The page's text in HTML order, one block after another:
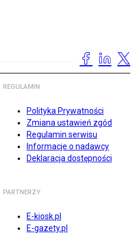
REGULAMIN
Polityka Prywatności
Zmiana ustawień zgód
Regulamin serwisu
Informacje o nadawcy
Deklaracja dostępności
PARTNERZY
E-kiosk.pl
E-gazety.pl